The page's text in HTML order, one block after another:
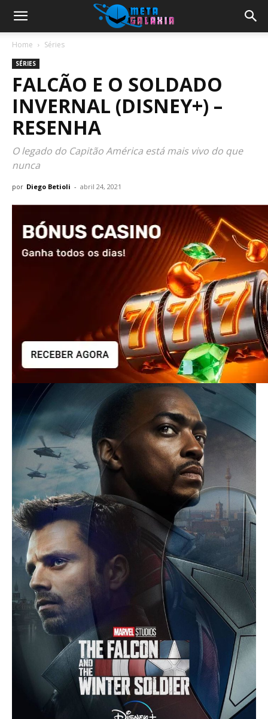
Home Séries
SÉRIES
FALCÃO E O SOLDADO
INVERNAL (DISNEY+) –
RESENHA
O legado do Capitão América está mais vivo do que
nunca
por Diego Betioli - abril 24, 2021